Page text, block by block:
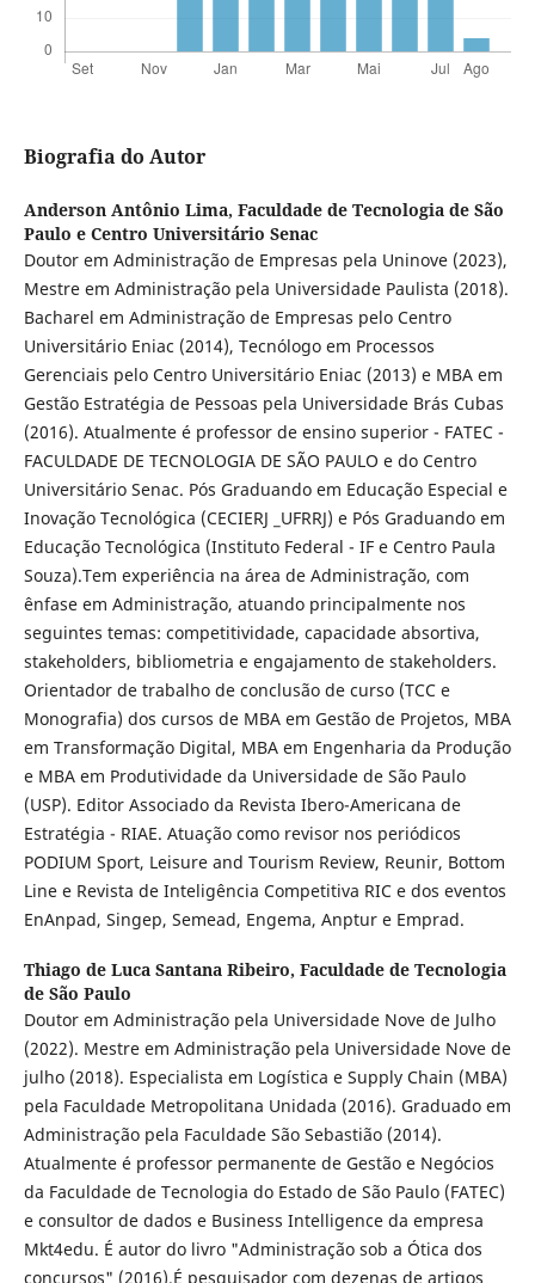
Biografia do Autor
Anderson Antônio Lima, Faculdade de Tecnologia de São
Paulo e Centro Universitário Senac
Doutor em Administração de Empresas pela Uninove (2023),
Mestre em Administração pela Universidade Paulista (2018).
Bacharel em Administração de Empresas pelo Centro
Universitário Eniac (2014), Tecnólogo em Processos
Gerenciais pelo Centro Universitário Eniac (2013) e MBA em
Gestão Estratégia de Pessoas pela Universidade Brás Cubas
(2016). Atualmente é professor de ensino superior - FATEC -
FACULDADE DE TECNOLOGIA DE SÃO PAULO e do Centro
Universitário Senac. Pós Graduando em Educação Especial e
Inovação Tecnológica (CECIERJ _UFRRJ) e Pós Graduando em
Educação Tecnológica (Instituto Federal - IF e Centro Paula
Souza).Tem experiência na área de Administração, com
ênfase em Administração, atuando principalmente nos
seguintes temas: competitividade, capacidade absortiva,
stakeholders, bibliometria e engajamento de stakeholders.
Orientador de trabalho de conclusão de curso (TCC e
Monografia) dos cursos de MBA em Gestão de Projetos, MBA
em Transformação Digital, MBA em Engenharia da Produção
e MBA em Produtividade da Universidade de São Paulo
(USP). Editor Associado da Revista Ibero-Americana de
Estratégia - RIAE. Atuação como revisor nos periódicos
PODIUM Sport, Leisure and Tourism Review, Reunir, Bottom
Line e Revista de Inteligência Competitiva RIC e dos eventos
EnAnpad, Singep, Semead, Engema, Anptur e Emprad.
Thiago de Luca Santana Ribeiro, Faculdade de Tecnologia
de São Paulo
Doutor em Administração pela Universidade Nove de Julho
(2022). Mestre em Administração pela Universidade Nove de
julho (2018). Especialista em Logística e Supply Chain (MBA)
pela Faculdade Metropolitana Unidada (2016). Graduado em
Administração pela Faculdade São Sebastião (2014).
Atualmente é professor permanente de Gestão e Negócios
da Faculdade de Tecnologia do Estado de São Paulo (FATEC)
e consultor de dados e Business Intelligence da empresa
Mkt4edu. É autor do livro "Administração sob a Ótica dos
concursos" (2016).É pesquisador com dezenas de artigos